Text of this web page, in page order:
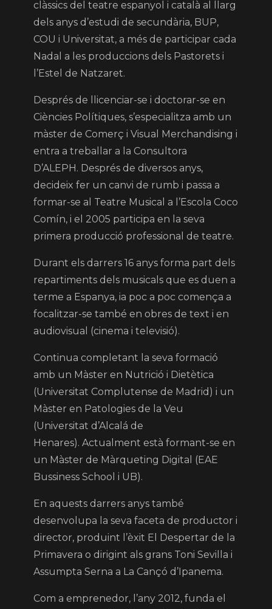
clàssics del teatre espanyol i català al llarg
dels anys d’estudi de secundària, BUP,
COU i Universitat, a més de participar cada
Nadal a les produccions dels Pastorets i
l’Estel de Natzaret.
Després de llicenciar-se i doctorar-se en
Ciències Polítiques, s’especialitza amb un
màster de Comerç i Visual Merchandising i
entra a treballar a la Consultora
D’ALEPH. Després de diversos anys,
decideix fer un canvi de rumb i passa a
formar-se al Teatre Musical a l’Escola Coco
Comín, i el 2005 participa en la seva
primera producció professional de teatre.
Durant els darrers 16 anys forma part dels
repartiments dels musicals que es duen a
terme a Espanya, ia poc a poc comença a
focalitzar-se també en obres de text i en
audiovisual (cinema i televisió).
Continua completant la seva formació
amb un Màster en Nutrició i Dietètica
(Universitat Complutense de Madrid) i un
Màster en Patologies de la Veu
(Universitat d’Alcalá de
Henares). Actualment està formant-se en
un Màster de Màrqueting Digital (EAE
Bussiness School i UB).
En aquests darrers anys també
desenvolupa la seva faceta de productor i
director, produint l’èxit El Despertar de la
Primavera o dirigint als grans Toni Sevilla i
Assumpta Serna a La Cançó d’Ipanema.
Com a emprenedor, l’any 2012, funda el